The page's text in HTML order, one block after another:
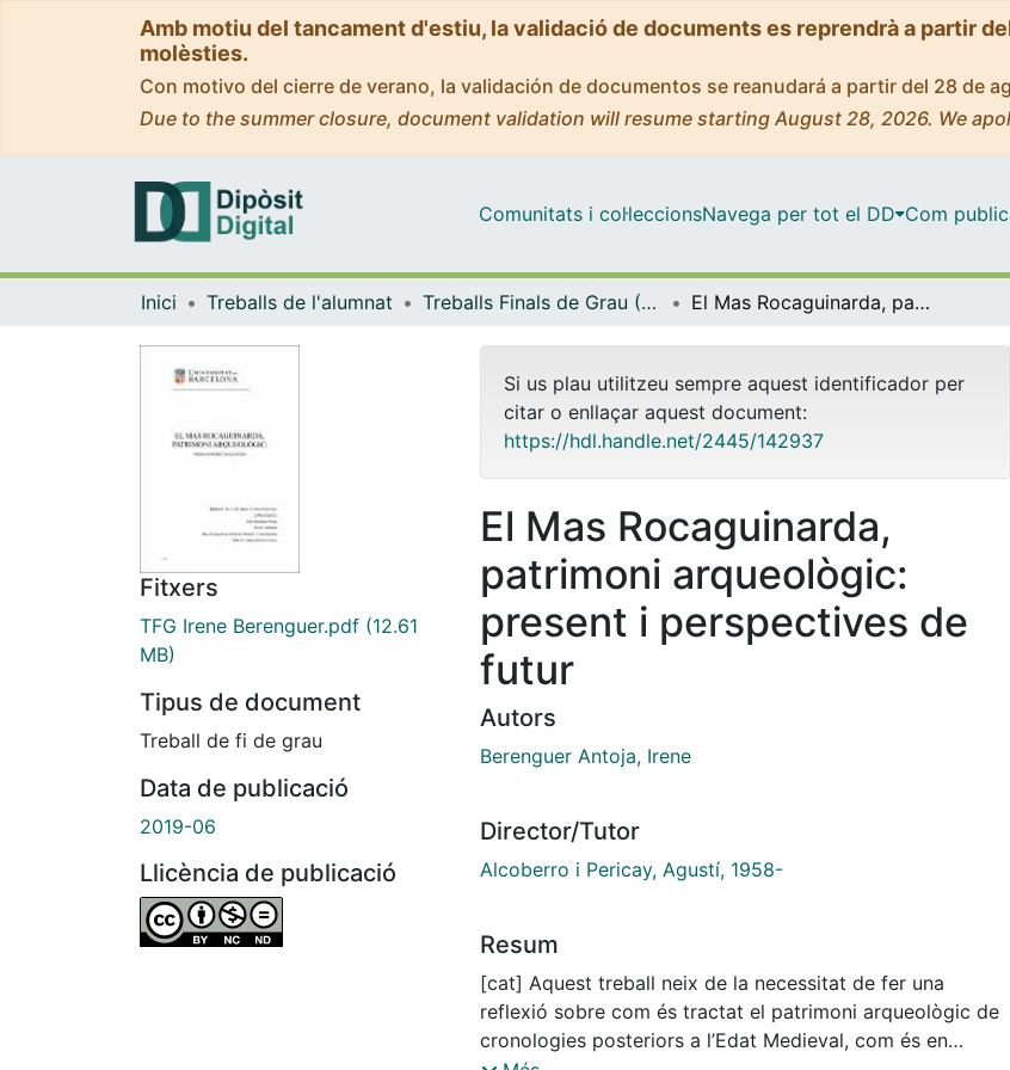
Amb motiu del tancament d'estiu, la validació de documents es reprendrà a partir
molèsties.
Con motivo del cierre de verano, la validación de documentos se reanudará a partir del 28 de
Due to the summer closure, document validation will resume starting August 28, 2026. We
Comunitats i col·leccionsNavega per tot el DD Com
Inici Treballs de l'alumnat Treballs Finals de Grau (TFG) - Arqueologia El Mas Rocaguinarda, patrimoni arqueològic: present i perspectives de futur
Fitxers
TFG Irene Berenguer.pdf (12.61
MB)
Tipus de document
Treball de fi de grau
Data de publicació
2019-06
Llicència de publicació
Si us plau utilitzeu sempre aquest identificador per
citar o enllaçar aquest document:
https://hdl.handle.net/2445/142937
El Mas Rocaguinarda,
patrimoni arqueològic:
present i perspectives de
futur
Autors
Berenguer Antoja, Irene
Director/Tutor
Alcoberro i Pericay, Agustí, 1958-
Resum
[cat] Aquest treball neix de la necessitat de fer una
reflexió sobre com és tractat el patrimoni arqueològic de
cronologies posteriors a l’Edat Medieval, com és en